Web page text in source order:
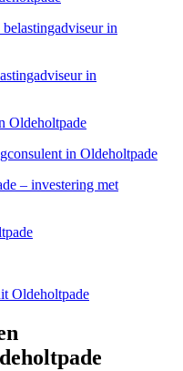
in
in
Oldeholtpade
in Oldeholtpade
– investering met
Oldeholtpade